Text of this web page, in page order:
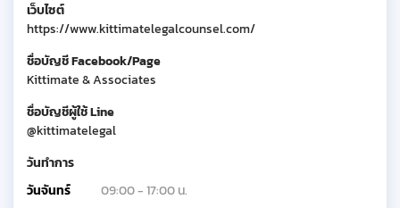
เว็บไซต์
https://www.kittimatelegalcounsel.com/
ชื่อบัญชี Facebook/Page
Kittimate & Associates
ชื่อบัญชีผู้ใช้ Line
@kittimatelegal
วันทำการ
วันจันทร์
09:00 - 17:00 น.